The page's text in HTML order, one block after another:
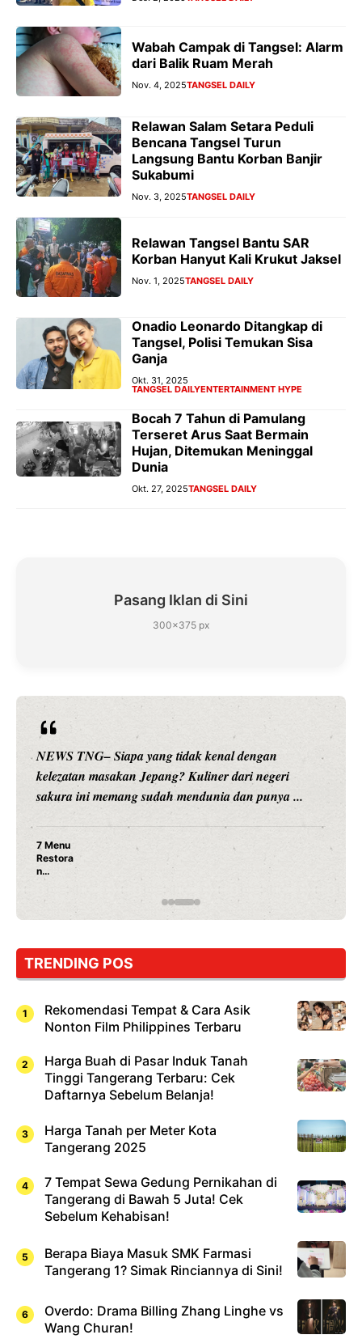
Wabah Campak di Tangsel: Alarm
dari Balik Ruam Merah
Nov. 4, 2025TANGSEL DAILY
Relawan Salam Setara Peduli
Bencana Tangsel Turun
Langsung Bantu Korban Banjir
Sukabumi
Nov. 3, 2025TANGSEL DAILY
Relawan Tangsel Bantu SAR
Korban Hanyut Kali Krukut Jaksel
Nov. 1, 2025TANGSEL DAILY
Onadio Leonardo Ditangkap di
Tangsel, Polisi Temukan Sisa
Ganja
Okt. 31, 2025
TANGSEL DAILYENTERTAINMENT HYPE
Bocah 7 Tahun di Pamulang
Terseret Arus Saat Bermain
Hujan, Ditemukan Meninggal
Dunia
Okt. 27, 2025TANGSEL DAILY
Pasang Iklan di Sini
300×375 px
NEWS TNG– Siapa sangka, dua nama besar di dunia
hiburan, Nunung Srimulat dan Vicky Prasetyo, kini
merambah dunia kuliner dengan ...
Nunung Srimulat & Vicky Prasetyo Buka Restoran
Rahasia Mami Bikin Nagih!
TRENDING POS
Rekomendasi Tempat & Cara Asik
Nonton Film Philippines Terbaru
Harga Buah di Pasar Induk Tanah
Tinggi Tangerang Terbaru: Cek
Daftarnya Sebelum Belanja!
Harga Tanah per Meter Kota
Tangerang 2025
7 Tempat Sewa Gedung Pernikahan di
Tangerang di Bawah 5 Juta! Cek
Sebelum Kehabisan!
Berapa Biaya Masuk SMK Farmasi
Tangerang 1? Simak Rinciannya di Sini!
Overdo: Drama Billing Zhang Linghe vs
Wang Churan!